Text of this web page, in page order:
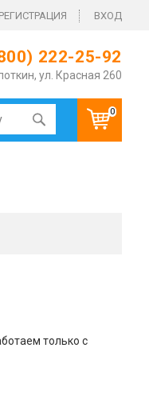
РЕГИСТРАЦИЯ ВХОД
222-25-92
ул. Красная 260
0
только с